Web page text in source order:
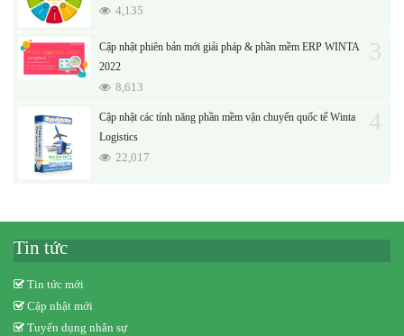
4,135
Cập nhật phiên bản mới giải pháp & phần mềm ERP WINTA
2022
8,613
3
Cập nhật các tính năng phần mềm vận chuyển quốc tế Winta
Logistics
22,017
4
Tin tức
Tin tức mới
Cập nhật mới
Tuyển dụng nhân sự